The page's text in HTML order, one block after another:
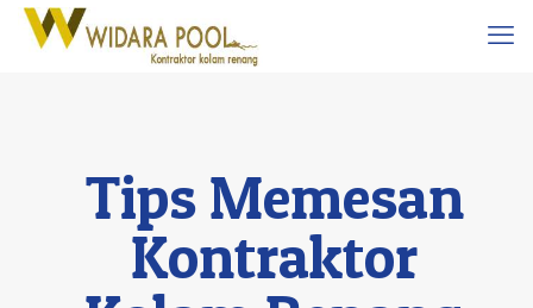
Tips Memesan
Kontraktor